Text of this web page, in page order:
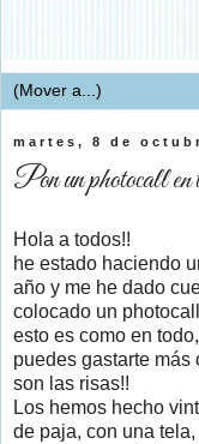
martes, 8 de
Pon un photocall
Hola a todos!!
he estado haciendo
año y me he dado
colocado un
esto es como en
puedes gastarte más
son las risas!!
Los hemos hecho
de paja, con una